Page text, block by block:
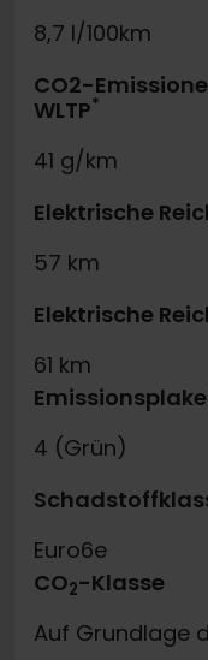
8,7 l/100km
CO2-
WLTP*
41 g/km
Elektrische
57 km
Elektrische
61 km
4 (Grün)
Euro6e
CO2-Klasse
Auf Grundlage